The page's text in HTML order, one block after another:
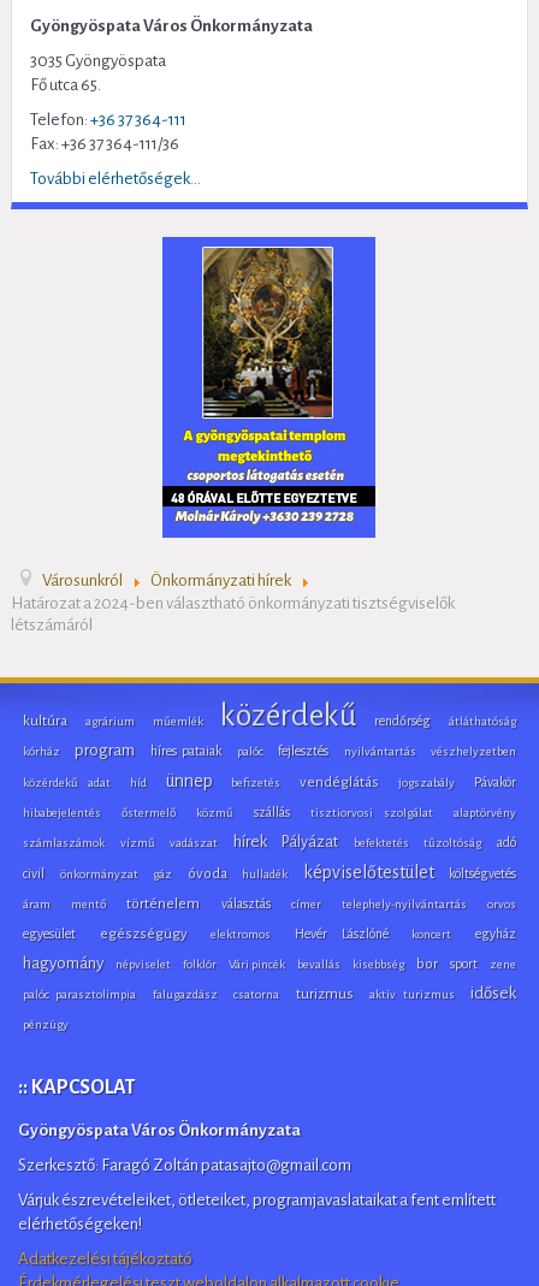
Gyöngyöspata Város Önkormányzata
3035 Gyöngyöspata
Fő utca 65.
Telefon: +36 37 364-111
Fax: +36 37 364-111/36
További elérhetőségek...
Városunkról
Önkormányzati hírek
Határozat a 2024-ben választható önkormányzati tisztségviselők
létszámáról
kultúra agrárium műemlék közérdekű rendőrség átláthatóság
kórház program híres pataiak palóc fejlesztés nyilvántartás vészhelyzetben
közérdekű adat híd ünnep befizetés vendéglátás jogszabály Pávakör
hibabejelentés őstermelő közmű szállás tisztiorvosi szolgálat alaptörvény
számlaszámok vízmű vadászat hírek Pályázat befektetés tűzoltóság adó
civil önkormányzat gáz óvoda hulladék képviselőtestület költségvetés
áram mentő történelem választás címer telephely-nyilvántartás orvos
egyesület egészségügy elektromos Hevér Lászlóné koncert egyház
hagyomány népviselet folklór Vári pincék bevallás kisebbség bor sport zene
palóc parasztolimpia falugazdász csatorna turizmus aktív turizmus idősek
pénzügy
:: KAPCSOLAT
Gyöngyöspata Város Önkormányzata
Szerkesztő: Faragó Zoltán patasajto@gmail.com
Várjuk észrevételeiket, ötleteiket, programjavaslataikat a fent említett
elérhetőségeken!
Adatkezelési tájékoztató